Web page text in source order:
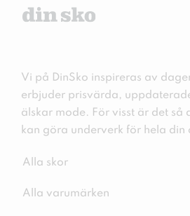
Vi på DinSko inspireras av
erbjuder prisvärda,
älskar mode. För visst är det så
kan göra underverk för hela din
Alla skor
Alla varumärken